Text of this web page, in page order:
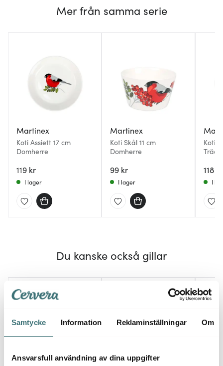
Samtycke Information Reklaminställningar Om
Ansvarsfull användning av dina uppgifter
Mer från samma serie
Martinex
Koti Assiett 17 cm
Domherre
119 kr
I lager
Martinex
Koti Skål 11 cm
Domherre
99 kr
I lager
Koti
118 kr
I
Du kanske också gillar